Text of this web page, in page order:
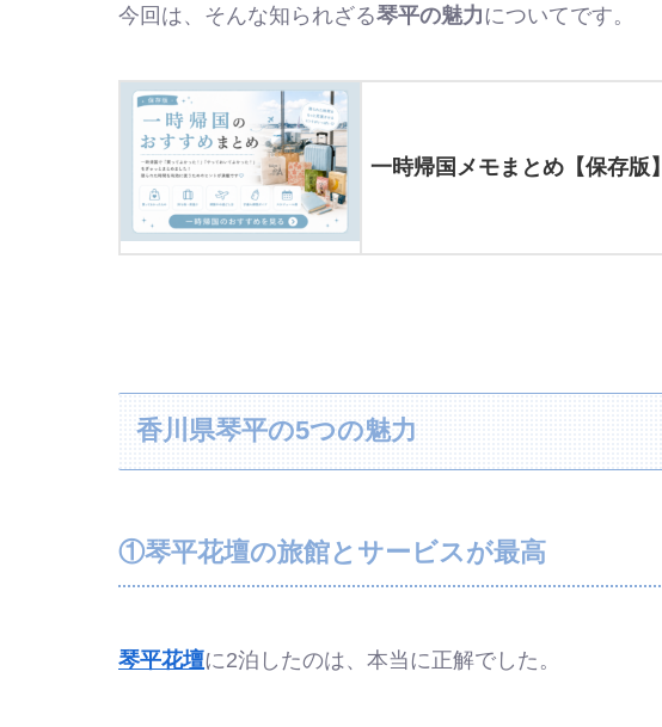
今回は、そんな知られざる琴平の魅力についてです。
一時帰国メモまとめ【保存版】
香川県琴平の5つの魅力
①琴平花壇の旅館とサービスが最高
琴平花壇に2泊したのは、本当に正解でした。